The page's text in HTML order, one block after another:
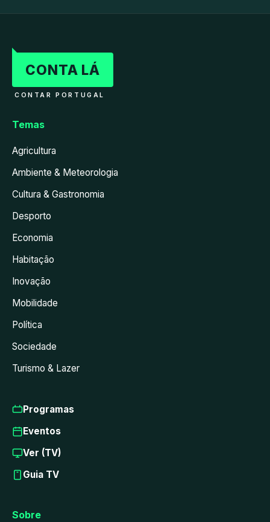
CONTA LÁ
CONTAR PORTUGAL
Temas
Agricultura
Ambiente & Meteorologia
Cultura & Gastronomia
Desporto
Economia
Habitação
Inovação
Mobilidade
Política
Sociedade
Turismo & Lazer
Programas
Eventos
Ver (TV)
Guia TV
Sobre